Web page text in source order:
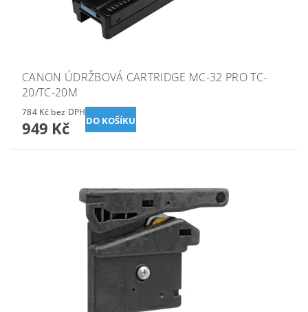
CANON ÚDRŽBOVÁ CARTRIDGE MC-32 PRO TC-
20/TC-20M
784 Kč bez DPH
949 Kč